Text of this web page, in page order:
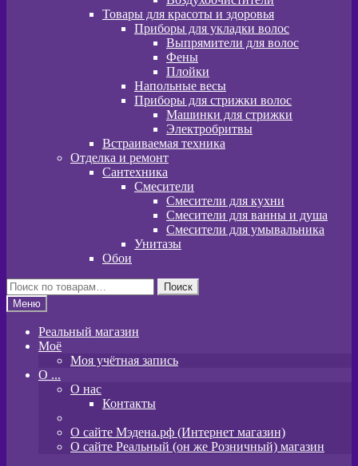
Товары для красоты и здоровья
Приборы для укладки волос
Выпрямители для волос
Фены
Плойки
Напольные весы
Приборы для стрижки волос
Машинки для стрижки
Электробритвы
Встраиваемая техника
Отделка и ремонт
Сантехника
Смесители
Смесители для кухни
Смесители для ванны и душа
Смесители для умывальника
Унитазы
Обои
Искать:
Поиск
Меню
Реальный магазин
Моё
Моя учётная запись
O ...
О нас
Контакты
О сайте Мэдена.рф (Интернет магазин)
О сайте Реальный (он же Розничный) магазин